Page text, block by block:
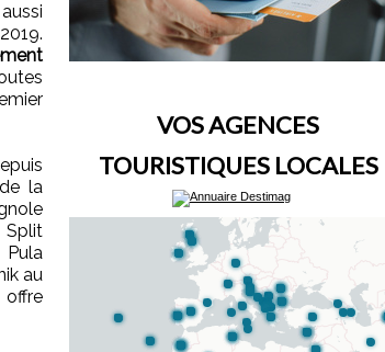
la
Split
au
offre
VOS AGENCES
TOURISTIQUES LOCALES